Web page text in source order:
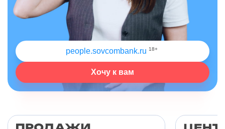
people.sovcombank.ru 18+
Хочу к вам